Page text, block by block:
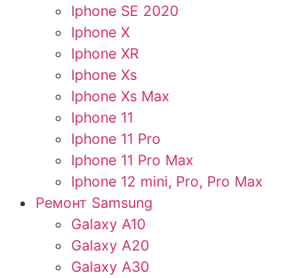
Iphone SE 2020
Iphone X
Iphone XR
Iphone Xs
Iphone Xs Max
Iphone 11
Iphone 11 Pro
Iphone 11 Pro Max
Iphone 12 mini, Pro, Pro Max
Ремонт Samsung
Galaxy A10
Galaxy A20
Galaxy A30